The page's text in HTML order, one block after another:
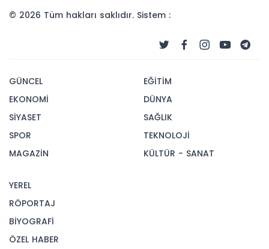
© 2026 Tüm hakları saklıdır. Sistem :
GÜNCEL
EKONOMİ
SİYASET
SPOR
MAGAZİN
EĞİTİM
DÜNYA
SAĞLIK
TEKNOLOJİ
KÜLTÜR - SANAT
YEREL
RÖPORTAJ
BİYOGRAFİ
ÖZEL HABER